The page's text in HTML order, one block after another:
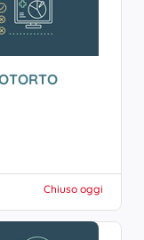
Chiuso oggi